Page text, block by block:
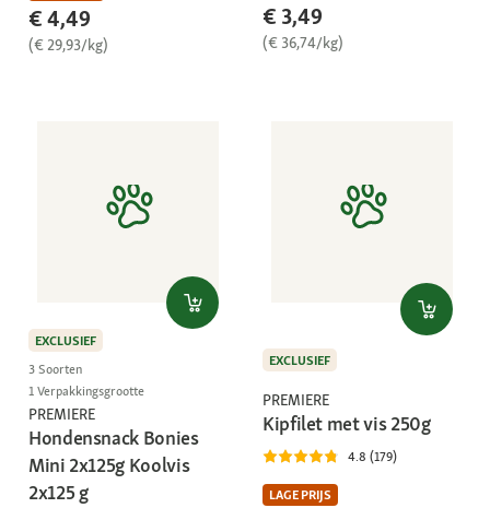
€ 4,49
(€ 29,93/kg)
€ 3,49
(€ 36,74/kg)
EXCLUSIEF
3 Soorten
1 Verpakkingsgrootte
PREMIERE
Hondensnack Bonies
Mini 2x125g Koolvis
2x125 g
EXCLUSIEF
PREMIERE
Kipfilet met vis 250g
4.8 (179)
LAGE PRIJS